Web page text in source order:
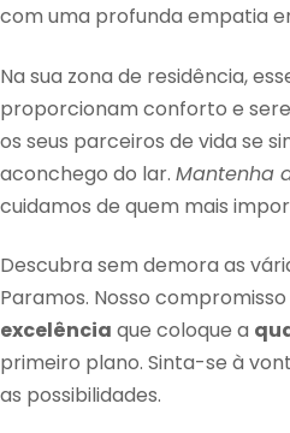
com uma profunda empatia
Na sua zona de residência,
proporcionam conforto e
os seus parceiros de vida se
aconchego do lar. Mantenha
cuidamos de quem mais
Descubra sem demora as
Paramos. Nosso
excelência que coloque a
primeiro plano. Sinta-se à
as possibilidades.